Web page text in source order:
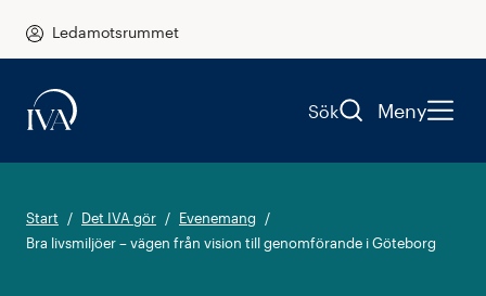
Ledamotsrummet
Sök Meny
Start Det IVA gör
Evenemang
Bra livsmiljöer – vägen från vision till genomförande i Göteborg